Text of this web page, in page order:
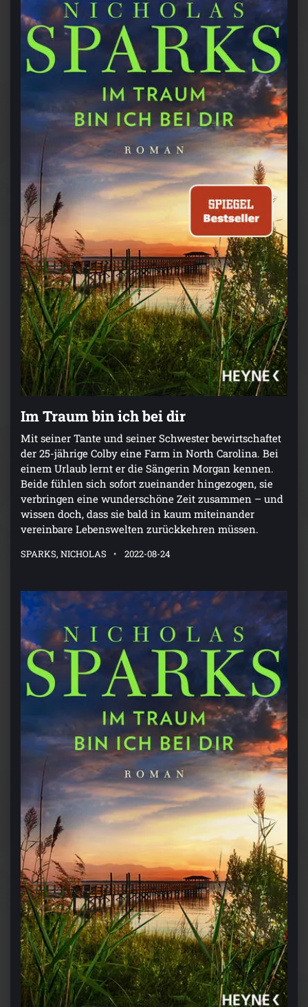
Im Traum bin ich bei dir
Mit seiner Tante und seiner Schwester bewirtschaftet
der 25-jährige Colby eine Farm in North Carolina. Bei
einem Urlaub lernt er die Sängerin Morgan kennen.
Beide fühlen sich sofort zueinander hingezogen, sie
verbringen eine wunderschöne Zeit zusammen – und
wissen doch, dass sie bald in kaum miteinander
vereinbare Lebenswelten zurückkehren müssen.
SPARKS, NICHOLAS 2022-08-24